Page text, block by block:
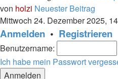
von holzi Neuester Beitrag
Mittwoch 24. Dezember 2025,
Anmelden • Registrieren
Benutzername:
Ich habe mein Passwort